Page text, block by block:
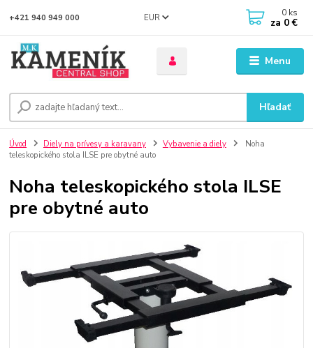
Menu
EUR
Hľadať
+421 940 949 000 0 ks
za 0 €
Úvod Diely na prívesy a karavany Vybavenie a diely
Noha
teleskopického stola ILSE pre obytné auto
Noha teleskopického stola ILSE
pre obytné auto